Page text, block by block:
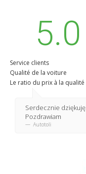
5.0
Service clients
Qualité de la voiture
Le ratio du prix à la qualité
Serdecznie
Pozdrawiam
Autotoli